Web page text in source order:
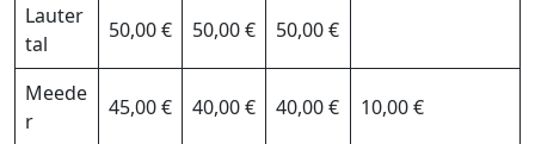
Lauter
tal
50,00 € 50,00 € 50,00 €
Meede
r
45,00 € 40,00 € 40,00 € 10,00 €